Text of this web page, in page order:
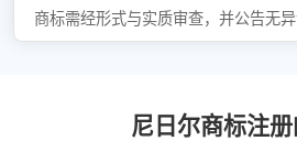
商标需经形式与实质审查，并公告无异
尼日尔商标注册